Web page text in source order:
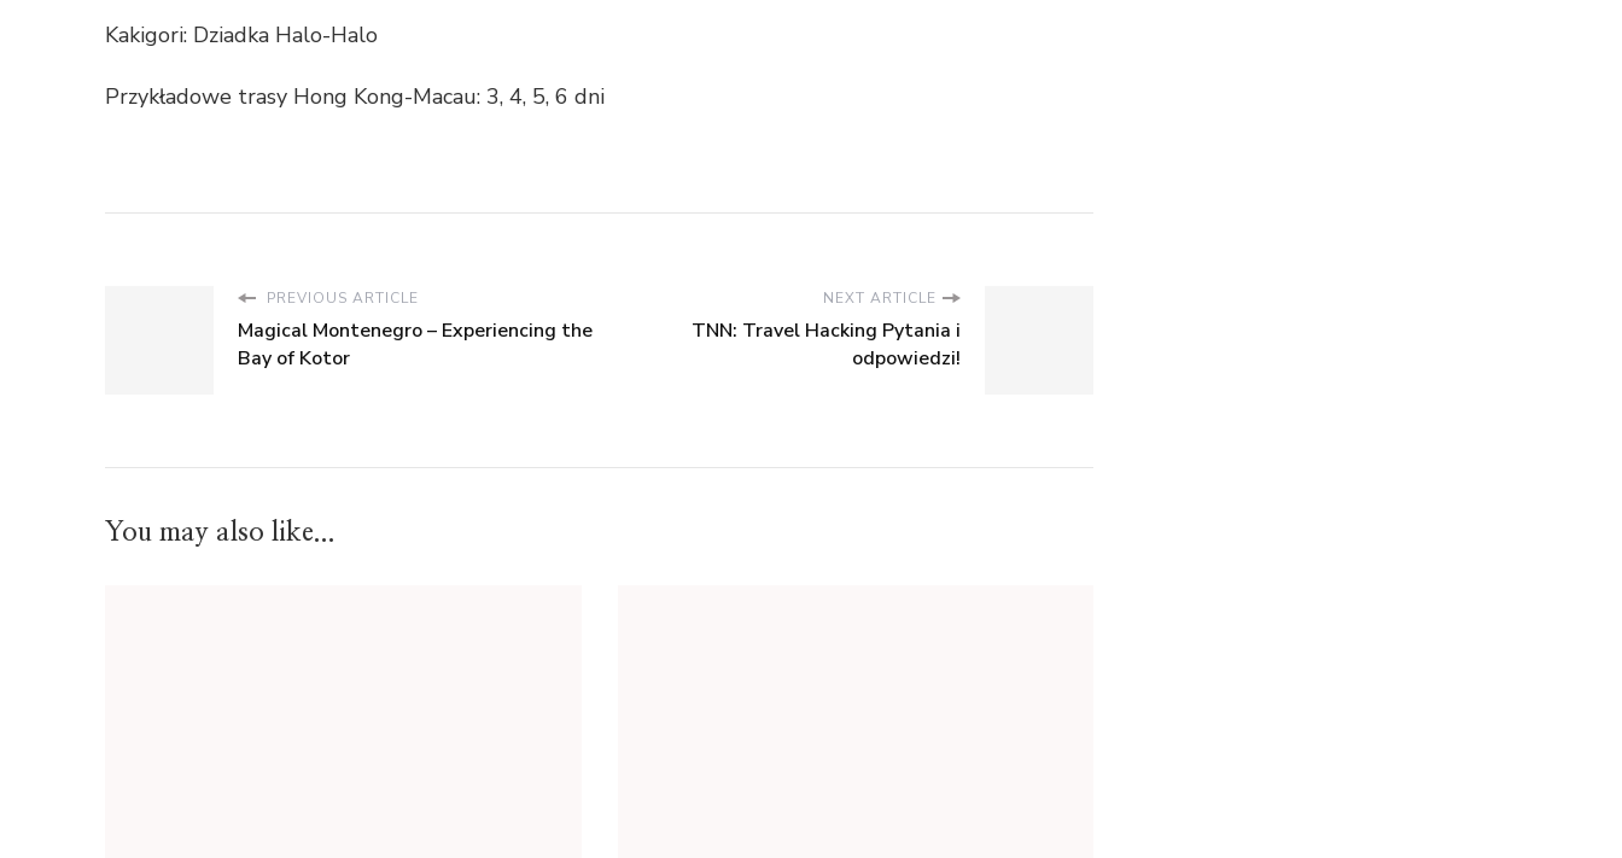
Kakigori: Dziadka Halo-Halo
Przykładowe trasy Hong Kong-Macau: 3, 4, 5, 6 dni
PREVIOUS ARTICLE
Magical Montenegro – Experiencing the
Bay of Kotor
NEXT ARTICLE
TNN: Travel Hacking Pytania i
odpowiedzi!
You may also like...